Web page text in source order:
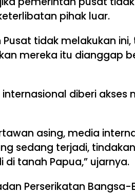
pihak luar.
tidak melakukan
mereka itu dianggap
diberi akses
asing, media
sedang terjadi,
tanah Papua,” ujarnya.
Perserikatan Bangsa-